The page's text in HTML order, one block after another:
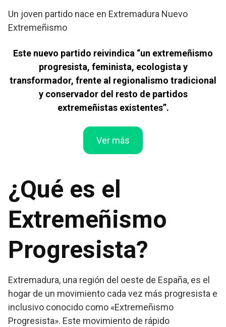
Un joven partido nace en Extremadura Nuevo
Extremeñismo
Este nuevo partido reivindica “un extremeñismo
progresista, feminista, ecologista y
transformador, frente al regionalismo tradicional
y conservador del resto de partidos
extremeñistas existentes”.
Ver más
¿Qué es el
Extremeñismo
Progresista?
Extremadura, una región del oeste de España, es el
hogar de un movimiento cada vez más progresista e
inclusivo conocido como «Extremeñismo
Progresista». Este movimiento de rápido